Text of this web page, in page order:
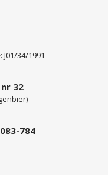
: J01/34/1991
32
784